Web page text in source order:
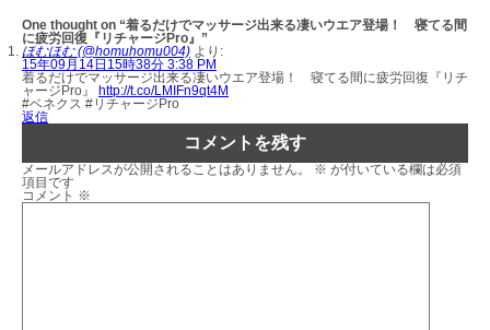
One thought on “着るだけでマッサージ出来る凄いウエア登場！ 寝てる間
に疲労回復『リチャージPro』”
ほむほむ (@homuhomu004) より:
15年09月14日15時38分 3:38 PM
着るだけでマッサージ出来る凄いウエア登場！ 寝てる間に疲労回復『リチ
ャージPro』 http://t.co/LMIFn9qt4M
#ベネクス #リチャージPro
返信
コメントを残す
メールアドレスが公開されることはありません。 ※ が付いている欄は必須
項目です
コメント ※